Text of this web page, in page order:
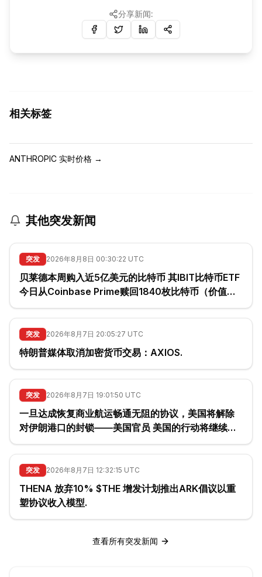
分享新闻:
相关标签
ANTHROPIC 实时价格 →
其他突发新闻
突发 2026年8月8日 00:30:22 UTC
贝莱德本周购入近5亿美元的比特币 其IBIT比特币ETF
今日从Coinbase Prime赎回1840枚比特币（价值
1.189亿美元）。
突发 2026年8月7日 20:05:27 UTC
特朗普媒体取消加密货币交易：AXIOS.
突发 2026年8月7日 19:01:50 UTC
一旦达成恢复商业航运畅通无阻的协议，美国将解除
对伊朗港口的封锁——美国官员 美国的行动将继续以
伊朗履行承诺为依据，并与伊朗的履约情况挂钩——
美国官员.
突发 2026年8月7日 12:32:15 UTC
THENA 放弃10% $THE 增发计划推出ARK倡议以重
塑协议收入模型.
查看所有突发新闻